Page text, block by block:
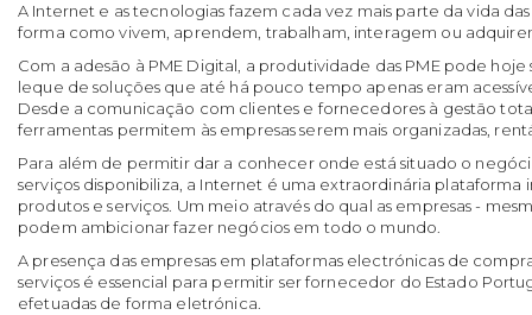
A Internet e as tecnologias fazem cada vez mais parte da vida
forma como vivem, aprendem, trabalham, interagem ou
Com a adesão à PME Digital , a produtividade das PME pode
leque de soluções que até há pouco tempo apenas eram
Desde a comunicação com clientes e fornecedores à gestão
ferramentas permitem às empresas serem mais organizadas,
Para além de permitir dar a conhecer onde está situado o
serviços disponibiliza, a Internet é uma extraordinária
produtos e serviços. Um meio através do qual as empresas -
podem ambicionar fazer negócios em todo o mundo.
A presença das empresas em plataformas electrónicas de
serviços é essencial para permitir ser fornecedor do Estado
efetuadas de forma eletrónica.